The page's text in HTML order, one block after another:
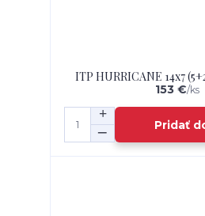
ITP HURRICANE 14x7
153 €/ks
Pridať